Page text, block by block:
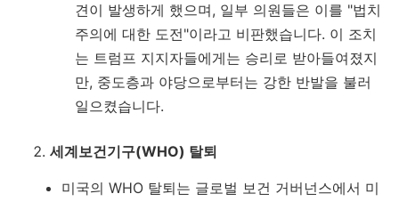
견이 발생하게 했으며, 일부 의원들은 이를 "법치
주의에 대한 도전"이라고 비판했습니다. 이 조치
는 트럼프 지지자들에게는 승리로 받아들여졌지
만, 중도층과 야당으로부터는 강한 반발을 불러
일으켰습니다.
세계보건기구(WHO) 탈퇴
미국의 WHO 탈퇴는 글로벌 보건 거버넌스에서 미